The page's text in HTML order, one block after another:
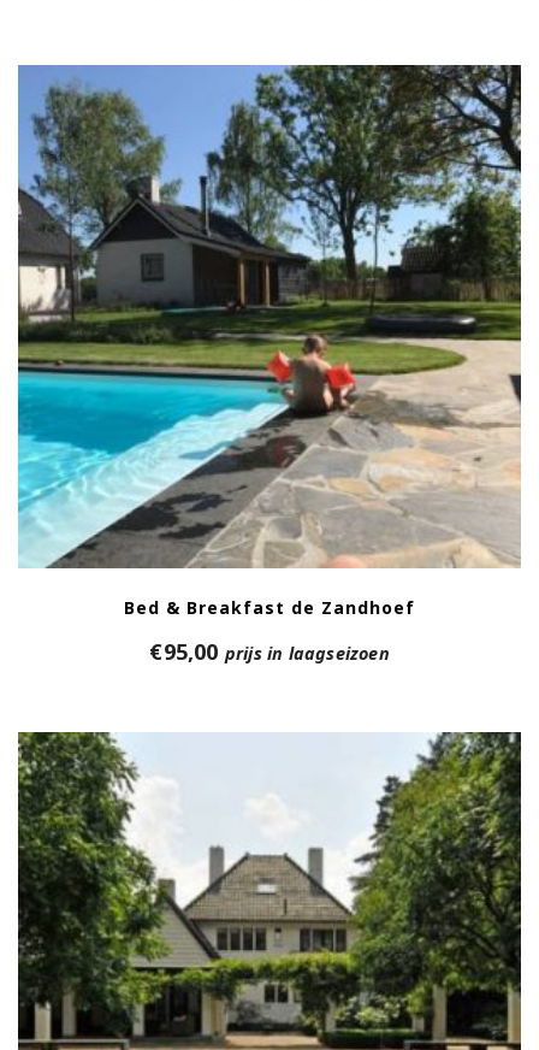
Bed & Breakfast de Zandhoef
€95,00 prijs in laagseizoen